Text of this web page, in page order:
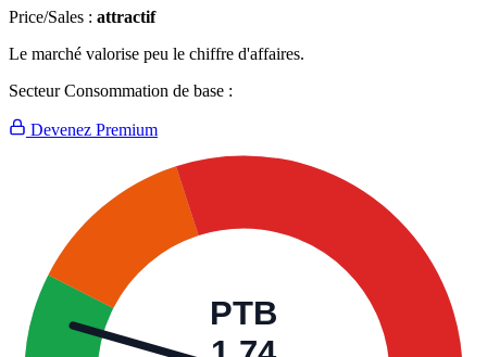
Price/Sales : attractif
Le marché valorise peu le chiffre d'affaires.
Secteur Consommation de base :
Devenez Premium
PTB